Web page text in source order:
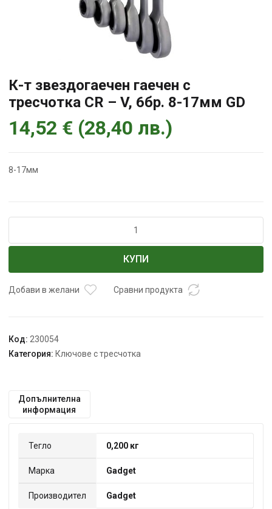
К-т звездогаечен гаечен с
тресчотка CR – V, 6бр. 8-17мм GD
14,52 € (28,40 лв.)
8-17мм
К-
гаечен
-
V,
17мм
КУПИ
Добави в желани Сравни продукта
Код: 230054
Категория: Ключове с тресчотка
Допълнителна
информация
Тегло 0,200 кг
Марка Gadget
Производител Gadget